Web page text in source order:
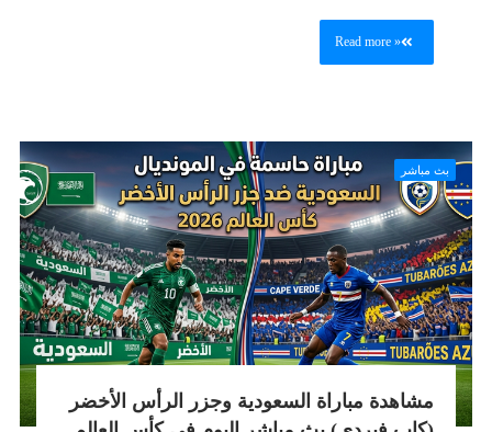
Read more »
بث مباشر
مشاهدة مباراة السعودية وجزر الرأس الأخضر